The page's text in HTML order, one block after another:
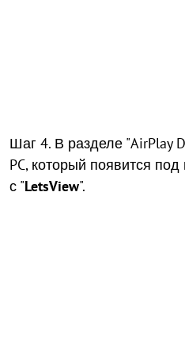
Шаг 4. В разделе "AirPlay
PC, который появится
с "LetsView".